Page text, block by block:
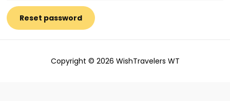
Reset password
Copyright © 2026 WishTravelers WT